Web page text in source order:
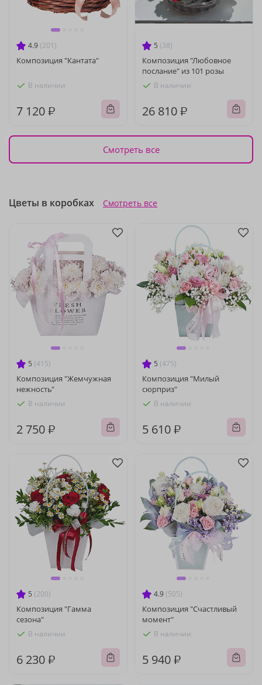
4.9 (201)
Композиция "Кантата"
В наличии
7 120 ₽
5 (38)
Композиция "Любовное
послание" из 101 розы
В наличии
26 810 ₽
Смотреть все
Цветы в коробках Смотреть все
5 (415)
Композиция "Жемчужная
нежность"
В наличии
2 750 ₽
5 (475)
Композиция "Милый
сюрприз"
В наличии
5 610 ₽
5 (200)
Композиция "Гамма
сезона"
В наличии
6 230 ₽
4.9 (505)
Композиция "Счастливый
момент"
В наличии
5 940 ₽